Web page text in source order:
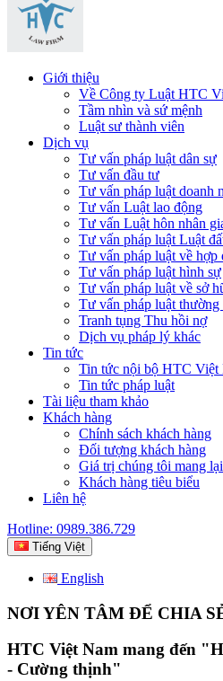
Giới thiệu
Về Công ty Luật HTC
Tầm nhìn và sứ mệnh
Luật sư thành viên
Dịch vụ
Tư vấn pháp luật dân sự
Tư vấn đầu tư
Tư vấn pháp luật doanh
Tư vấn Luật lao động
Tư vấn Luật hôn nhân
Tư vấn pháp luật Luật
Tư vấn pháp luật về hợp
Tư vấn pháp luật hình sự
Tư vấn pháp luật về sở
Tư vấn pháp luật thường
Tranh tụng Thu hồi nợ
Dịch vụ pháp lý khác
Tin tức
Tin tức nội bộ HTC Việt
Tin tức pháp luật
Tài liệu tham khảo
Khách hàng
Chính sách khách hàng
Đối tượng khách hàng
Giá trị chúng tôi mang lại
Khách hàng tiêu biểu
Liên hệ
Hotline: 0989.386.729
Tiếng Việt
English
NƠI YÊN TÂM ĐỂ CHIA
HTC Việt Nam mang đến
- Cường thịnh"